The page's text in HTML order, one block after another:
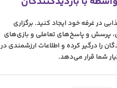
در غرفه خود ایجاد کنید. برگزاری
پرسش و پاسخ‌های تعاملی و بازی‌های
را درگیر کرده و اطلاعات ارزشمندی در
شما قرار می‌دهد.